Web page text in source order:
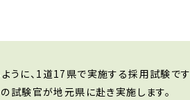
うに、1道17県で実施する採用試験です
試験官が地元県に赴き実施します。